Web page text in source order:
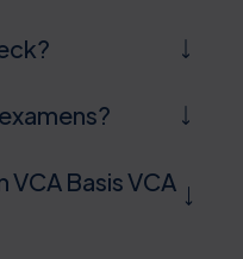
VCA Basis VCA